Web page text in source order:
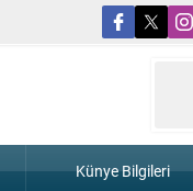
Künye Bilgileri